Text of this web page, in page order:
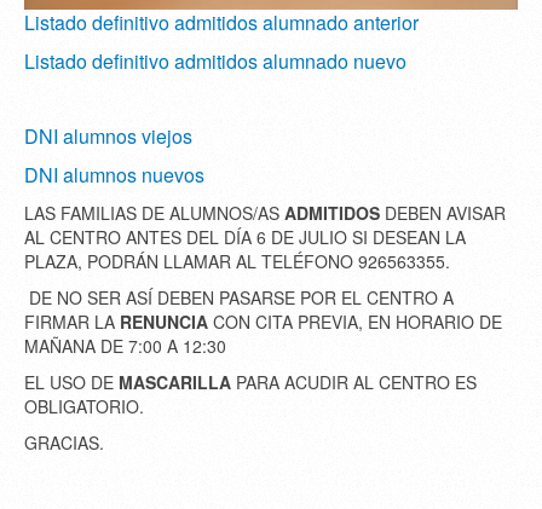
Listado definitivo admitidos alumnado anterior
Listado definitivo admitidos alumnado nuevo
DNI alumnos viejos
DNI alumnos nuevos
LAS FAMILIAS DE ALUMNOS/AS ADMITIDOS DEBEN AVISAR
AL CENTRO ANTES DEL DÍA 6 DE JULIO SI DESEAN LA
PLAZA, PODRÁN LLAMAR AL TELÉFONO 926563355.
DE NO SER ASÍ DEBEN PASARSE POR EL CENTRO A
FIRMAR LA RENUNCIA CON CITA PREVIA, EN HORARIO DE
MAÑANA DE 7:00 A 12:30
EL USO DE MASCARILLA PARA ACUDIR AL CENTRO ES
OBLIGATORIO.
GRACIAS.